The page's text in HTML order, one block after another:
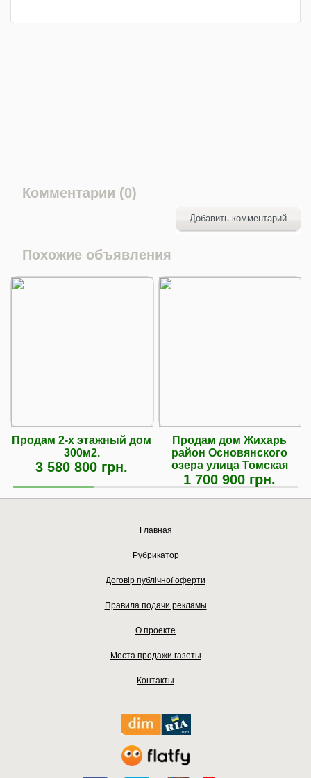
Комментарии (0)
Добавить комментарий
Похожие объявления
Продам 2-х этажный дом
300м2.
3 580 800 грн.
Продам дом Жихарь
район Основянского
озера улица Томская
1 700 900 грн.
Главная
Рубрикатор
Договір публічної оферти
Правила подачи рекламы
О проекте
Места продажи газеты
Контакты